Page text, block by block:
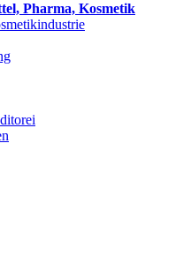
Pharma, Kosmetik